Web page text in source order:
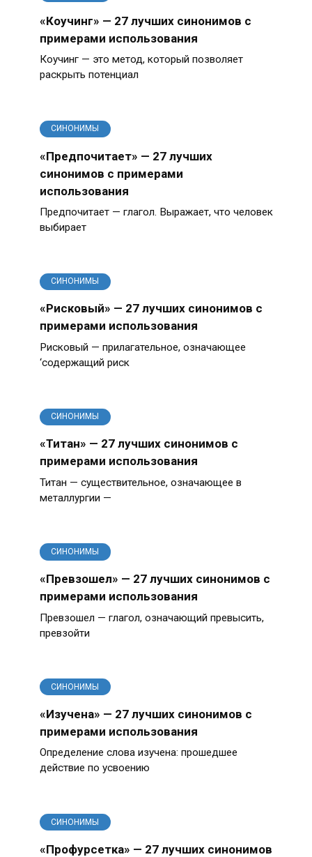
«Коучинг» — 27 лучших синонимов с
примерами использования
Коучинг — это метод, который позволяет
раскрыть потенциал
СИНОНИМЫ
«Предпочитает» — 27 лучших
синонимов с примерами
использования
Предпочитает — глагол. Выражает, что человек
выбирает
СИНОНИМЫ
«Рисковый» — 27 лучших синонимов с
примерами использования
Рисковый — прилагательное, означающее
‘содержащий риск
СИНОНИМЫ
«Титан» — 27 лучших синонимов с
примерами использования
Титан — существительное, означающее в
металлургии —
СИНОНИМЫ
«Превзошел» — 27 лучших синонимов с
примерами использования
Превзошел — глагол, означающий превысить,
превзойти
СИНОНИМЫ
«Изучена» — 27 лучших синонимов с
примерами использования
Определение слова изучена: прошедшее
действие по усвоению
СИНОНИМЫ
«Профурсетка» — 27 лучших синонимов